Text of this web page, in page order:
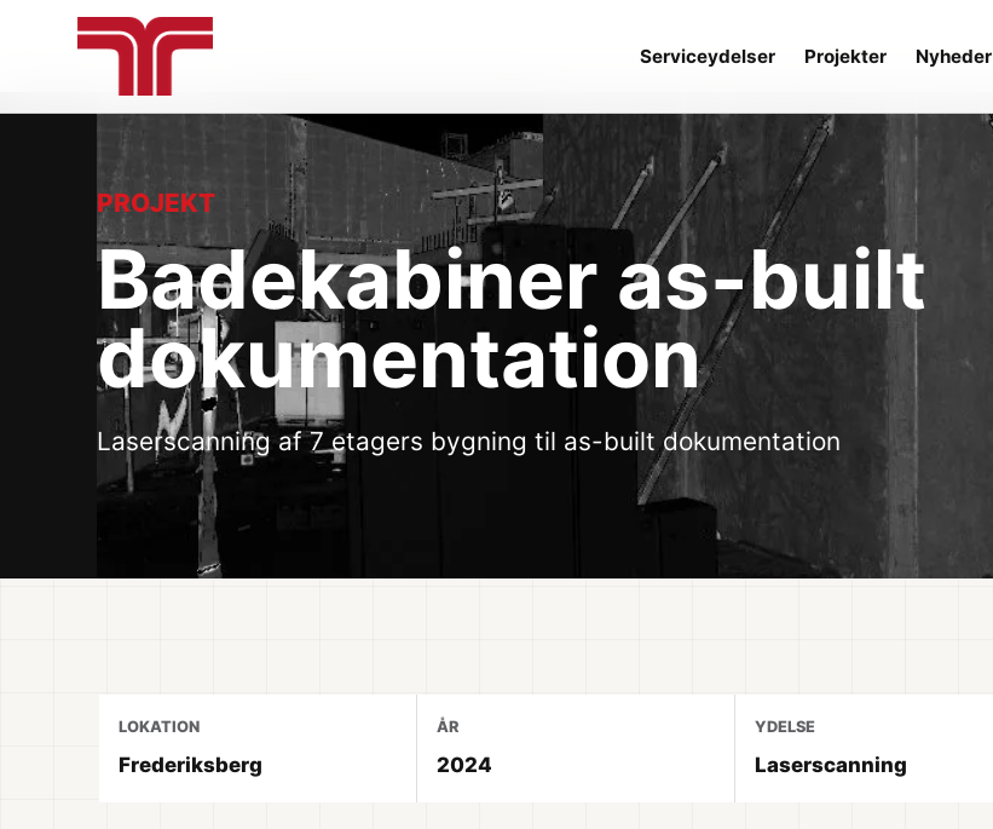
Serviceydelser Projekter Nyheder
PROJEKT
Badekabiner as-built
dokumentation
Laserscanning af 7 etagers bygning til as-built dokumentation
LOKATION
Frederiksberg
ÅR
2024
YDELSE
Laserscanning